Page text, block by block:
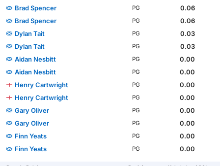
Brad Spencer
PG
0.06
Brad Spencer
PG
0.06
Dylan Tait
PG
0.03
Dylan Tait
PG
0.03
Aidan Nesbitt
PG
0.00
Aidan Nesbitt
PG
0.00
Henry Cartwright
PG
0.00
Henry Cartwright
PG
0.00
Gary Oliver
PG
0.00
Gary Oliver
PG
0.00
Finn Yeats
PG
0.00
Finn Yeats
PG 0.00